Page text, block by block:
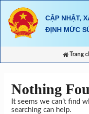
content
CẬP NHẬT,
ĐỊNH MỨC
Trang
Nothing
It seems we can’t find
searching can help.